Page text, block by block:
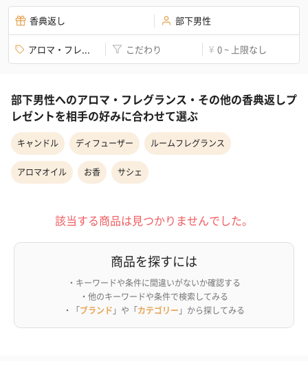
香典返し 部下男性
アロマ・フレ... こだわり ¥ 0 ~ 上限なし
部下男性へのアロマ・フレグランス・その他の香典返しプ
レゼントを相手の好みに合わせて選ぶ
キャンドル ディフューザー ルームフレグランス
アロマオイル お香 サシェ
該当する商品は見つかりませんでした。
商品を探すには
・キーワードや条件に間違いがないか確認する
・他のキーワードや条件で検索してみる
・「ブランド 」や「カテゴリー 」から探してみる